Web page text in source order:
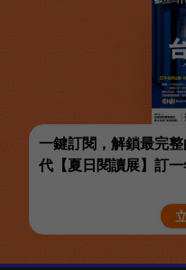
一鍵訂閱，解鎖最完
代【夏日閱讀展】訂